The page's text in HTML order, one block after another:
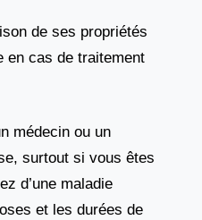
de ses propriétés
en cas de traitement
médecin ou un
surtout si vous êtes
d’une maladie
et les durées de